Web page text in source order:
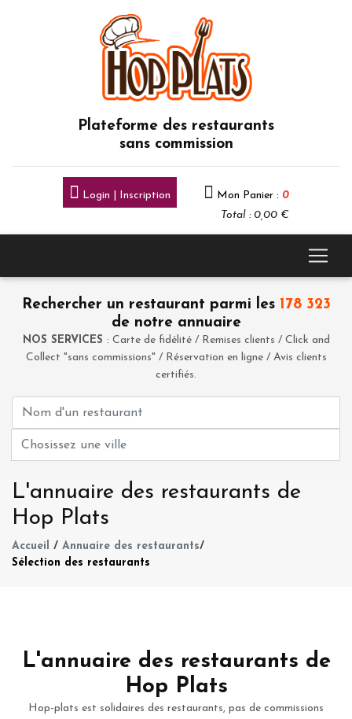
Plateforme des restaurants
sans commission
Login | Inscription Mon Panier : 0
Total : 0,00 €
Rechercher un restaurant parmi les 178 323
de notre annuaire
NOS SERVICES : Carte de fidélité / Remises clients / Click and
Collect "sans commissions" / Réservation en ligne / Avis clients
certifiés.
L'annuaire des restaurants de
Hop Plats
Accueil / Annuaire des restaurants/
Sélection des restaurants
L'annuaire des restaurants de
Hop Plats
Hop-plats est solidaires des restaurants, pas de commissions